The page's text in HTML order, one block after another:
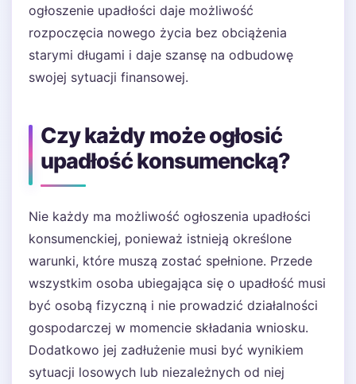
ogłoszenie upadłości daje możliwość
rozpoczęcia nowego życia bez obciążenia
starymi długami i daje szansę na odbudowę
swojej sytuacji finansowej.
Czy każdy może ogłosić
upadłość konsumencką?
Nie każdy ma możliwość ogłoszenia upadłości
konsumenckiej, ponieważ istnieją określone
warunki, które muszą zostać spełnione. Przede
wszystkim osoba ubiegająca się o upadłość musi
być osobą fizyczną i nie prowadzić działalności
gospodarczej w momencie składania wniosku.
Dodatkowo jej zadłużenie musi być wynikiem
sytuacji losowych lub niezależnych od niej